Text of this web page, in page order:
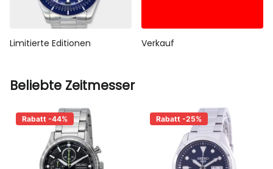
Limitierte Editionen Verkauf
Beliebte Zeitmesser
Rabatt -44% Rabatt -25%